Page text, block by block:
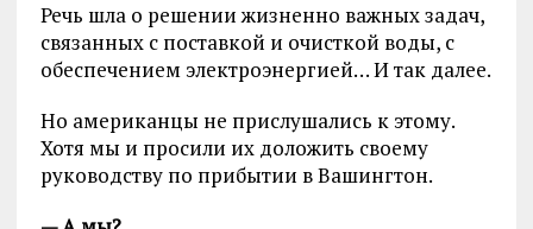
Речь шла о решении жизненно важных задач,
связанных с поставкой и очисткой воды, с
обеспечением электроэнергией… И так далее.
Но американцы не прислушались к этому.
Хотя мы и просили их доложить своему
руководству по прибытии в Вашингтон.